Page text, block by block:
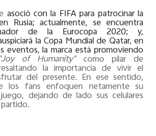
asoció con la FIFA para patrocinar la
Rusia; actualmente, se encuentra
de la Eurocopa 2020; y,
la Copa Mundial de Qatar, en
eventos, la marca está promoviendo
"Joy of Humanity"como pilar de
la importancia de vivir el
del presente. En ese sentido,
los fans enfoquen netamente su
dejando de lado sus celulares